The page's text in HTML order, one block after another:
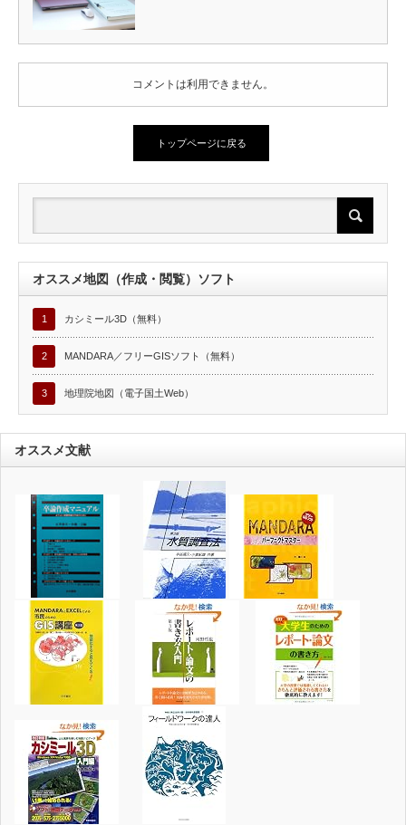
コメントは利用できません。
トップページに戻る
オススメ地図（作成・閲覧）ソフト
1 カシミール3D（無料）
2 MANDARA／フリーGISソフト（無料）
3 地理院地図（電子国土Web）
オススメ文献